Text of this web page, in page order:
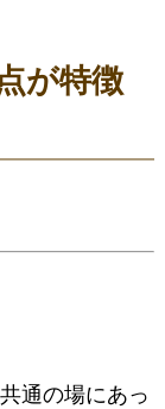
が特徴
通の場にあっ